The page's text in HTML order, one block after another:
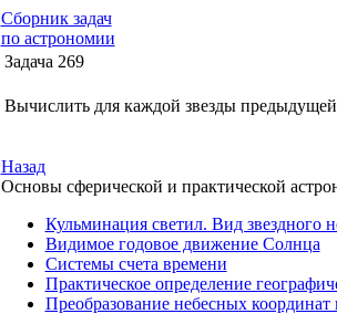
Сборник задач
по астрономии
Задача 269
Вычислить для каждой звезды
Назад
Основы сферической и практической
Кульминация светил. Вид звездного
Видимое годовое движение Солнца
Системы счета времени
Практическое определение
Преобразование небесных координат